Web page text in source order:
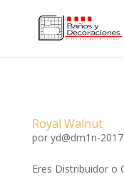
Royal Walnut
por yd@dm1n-2017
Eres Distribuidor o